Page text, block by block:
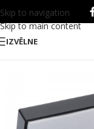
Skip to navigation
Skip to main content
IZVĒLNE
Sākums/